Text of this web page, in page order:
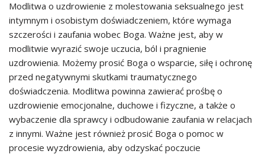
Modlitwa o uzdrowienie z molestowania seksualnego jest
intymnym i osobistym doświadczeniem, które wymaga
szczerości i zaufania wobec Boga. Ważne jest, aby w
modlitwie wyrazić swoje uczucia, ból i pragnienie
uzdrowienia. Możemy prosić Boga o wsparcie, siłę i ochronę
przed negatywnymi skutkami traumatycznego
doświadczenia. Modlitwa powinna zawierać prośbę o
uzdrowienie emocjonalne, duchowe i fizyczne, a także o
wybaczenie dla sprawcy i odbudowanie zaufania w relacjach
z innymi. Ważne jest również prosić Boga o pomoc w
procesie wyzdrowienia, aby odzyskać poczucie